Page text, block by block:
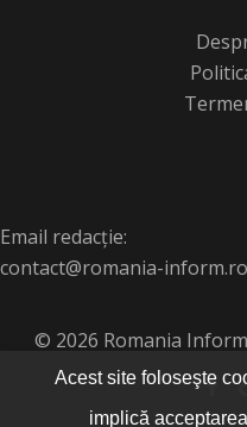
Email redacție:
contact@romania-inform.ro
© 2026 Romania
Acest site foloseşte
implică